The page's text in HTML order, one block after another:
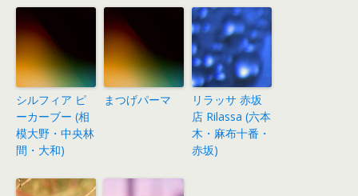
シルフィア ピ
ーカーブー (相
模大野・中央林
間・大和)
まつげパーマ
リラッサ 赤坂
店 Rilassa (六本
木・麻布十番・
赤坂)